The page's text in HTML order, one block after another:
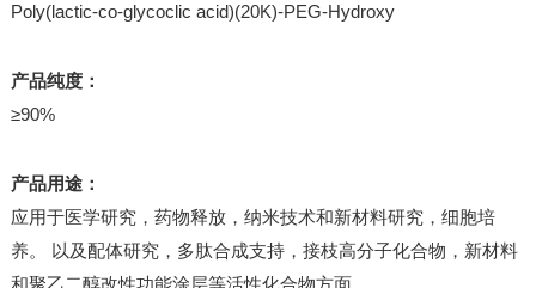
Poly(lactic-co-glycoclic acid)(20K)-PEG-Hydroxy
产品纯度：
≥90%
产品用途：
应用于医学研究，药物释放，纳米技术和新材料研究，细胞培
养。 以及配体研究，多肽合成支持，接枝高分子化合物，新材料